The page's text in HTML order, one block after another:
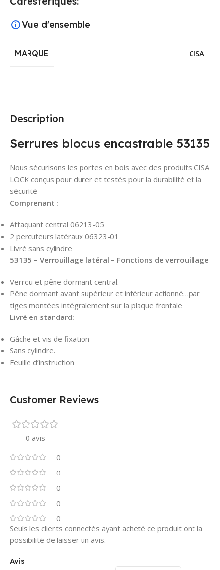
Description
Serrures blocus encastrable 53135
Nous sécurisons les portes en bois avec des produits CISA
LOCK conçus pour durer et testés pour la durabilité et la
sécurité
Comprenant :
Attaquant central 06213-05
2 percuteurs latéraux 06323-01
Livré sans cylindre
53135 – Verrouillage latéral – Fonctions de verrouillage
Verrou et pêne dormant central.
Pêne dormant avant supérieur et inférieur actionné…par
tiges montées intégralement sur la plaque frontale
Livré en standard:
Gâche et vis de fixation
Sans cylindre.
Feuille d’instruction
Vue d'ensemble
MARQUE CISA
Customer Reviews
0 avis
0
0
0
0
0
Avis
Seuls les clients connectés ayant acheté ce produit ont la
possibilité de laisser un avis.